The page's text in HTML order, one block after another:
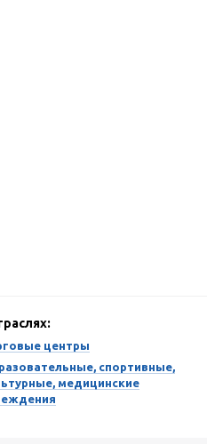
центры
спортивные,
медицинские